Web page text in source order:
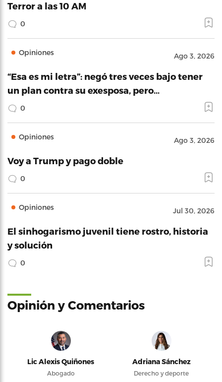
Terror a las 10 AM
0
Opiniones Ago 3, 2026
“Esa es mi letra”: negó tres veces bajo tener
un plan contra su exesposa, pero…
0
Opiniones Ago 3, 2026
Voy a Trump y pago doble
0
Opiniones Jul 30, 2026
El sinhogarismo juvenil tiene rostro, historia
y solución
0
Opinión y Comentarios
Lic Alexis Quiñones
Abogado
Adriana Sánchez
Derecho y deporte